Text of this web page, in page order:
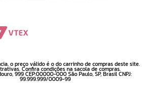
o preço válido é o do carrinho de compras deste site.
Confira condições na sacola de compras.
999 CEP:00000-000 São Paulo, SP, Brasil CNPJ:
99.999.999/0009-99